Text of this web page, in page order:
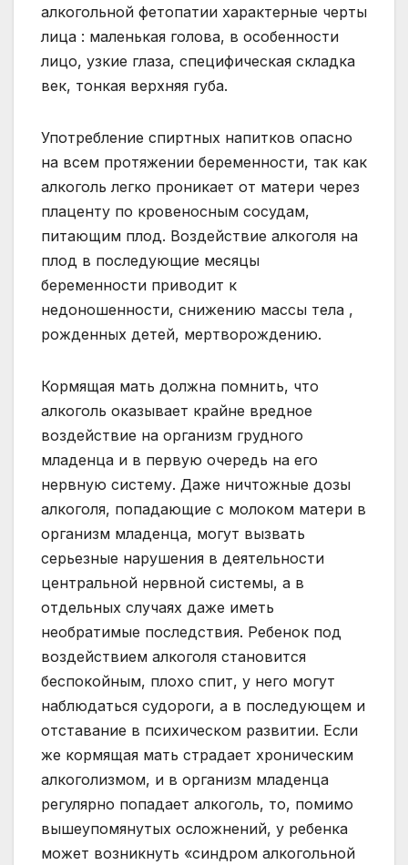
алкогольной фетопатии характерные черты
лица : маленькая голова, в особенности
лицо, узкие глаза, специфическая складка
век, тонкая верхняя губа.
Употребление спиртных напитков опасно
на всем протяжении беременности, так как
алкоголь легко проникает от матери через
плаценту по кровеносным сосудам,
питающим плод. Воздействие алкоголя на
плод в последующие месяцы
беременности приводит к
недоношенности, снижению массы тела ,
рожденных детей, мертворождению.
Кормящая мать должна помнить, что
алкоголь оказывает крайне вредное
воздействие на организм грудного
младенца и в первую очередь на его
нервную систему. Даже ничтожные дозы
алкоголя, попадающие с молоком матери в
организм младенца, могут вызвать
серьезные нарушения в деятельности
центральной нервной системы, а в
отдельных случаях даже иметь
необратимые последствия. Ребенок под
воздействием алкоголя становится
беспокойным, плохо спит, у него могут
наблюдаться судороги, а в последующем и
отставание в психическом развитии. Если
же кормящая мать страдает хроническим
алкоголизмом, и в организм младенца
регулярно попадает алкоголь, то, помимо
вышеупомянутых осложнений, у ребенка
может возникнуть «синдром алкогольной